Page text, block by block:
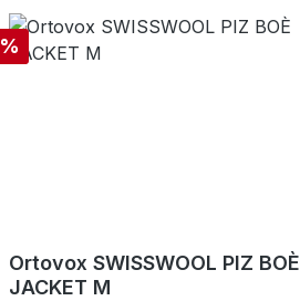
Rabatt
%
Ortovox SWISSWOOL PIZ BOÈ
JACKET M